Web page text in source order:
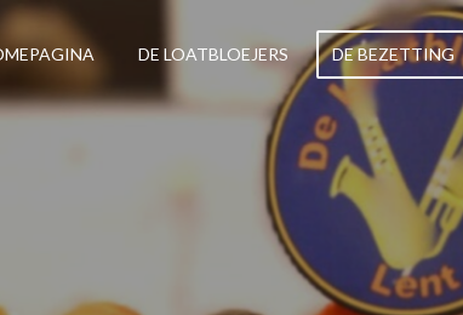
DE LOATBLOEJERS DE BEZETTING